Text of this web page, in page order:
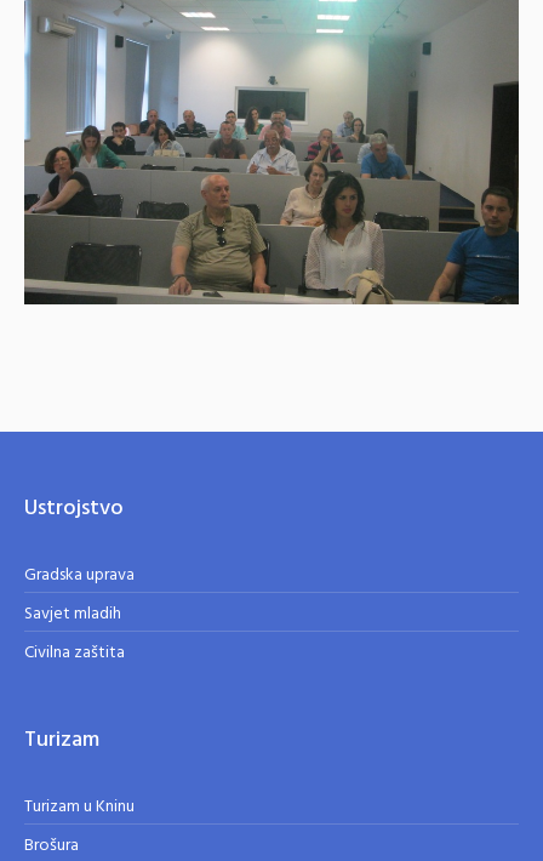
Ustrojstvo
Gradska uprava
Savjet mladih
Civilna zaštita
Turizam
Turizam u Kninu
Brošura